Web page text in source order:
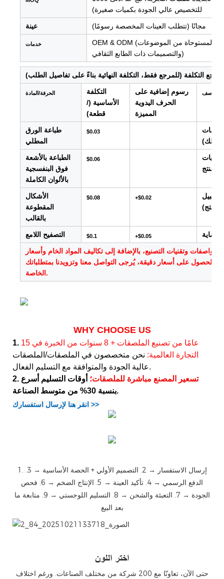
للتخصيص عالي الجودة بكميات صغيرة)
عينة مجانًا (تتطلب العينات المخصصة رسومًا)
خدمات
OEM & ODM (توفير حلول التصميم والحرفية، بما في ذلك التصميمات المستوحاة من الموضوعات
والتصميمات ذات الطابع الثقافي)
التكلفة (للمرجع فقط، التكلفة النهائية بناءً على تفاصيل الطلب)
الحرفة/المادة
التكلفة
الأساسية (/
قطعة)
رسوم إضافية على
الحرف اليدوية
المميزة
وصف
طباعة الورق
المطلي
$0.03
ذلك)
الطباعة بالأشعة
فوق البنفسجية
بالألوان الكاملة
$0.06
المنتج
الأشكال
المقطوعة
بالقالب
$0.08 +$0.02
سبيل
التصفيح اللامع $0.1 +$0.05
وتقنيات التصنيع، بالإضافة إلى تكاليف المواد الخام وأسعار
للحصول على أسعار دقيقة، يُرجى التواصل معنا وتزويدنا بمتطلباتك
الخاصة.
WHY CHOOSE US
1. 15 عامًا من تصنيع الملصقات + 8 سنوات من الخبرة في
التجارة العالمية: نحن متخصصون في الملصقات/الملصقات
عالية الجودة والمتوافقة مع التسليم الفعال.
2.
تسعير المصنع مباشرة للملصقات؛ أوقات التسليم أسرع
بنسبة 30% من متوسط ​​الصناعة.
انقر هنا لإرسال استفسارك >>
1. إرسال الاستفسار → 2. التصميم الأولي + الحصة الأساسية → 3.
الدفع الرسمي → 4. تأكيد العينة → 5. الإنتاج الضخم → 6. فحص
الجودة → 7. التعبئة والشحن → 8. التسليم اللوجستي → 9. متابعة ما
بعد البيع
微信图片_20251021133718_84_2
اختر اللون
حتى الآن، تعاونّا مع 200 شركة من مختلف الصناعات. ورغم اختلاف